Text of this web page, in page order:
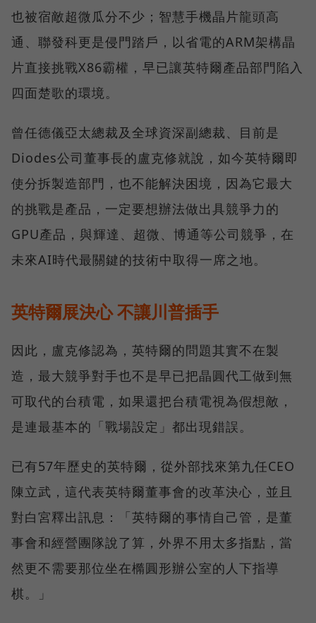
也被宿敵超微瓜分不少；智慧手機晶片龍頭高
通、聯發科更是侵門踏戶，以省電的ARM架構晶
片直接挑戰X86霸權，早已讓英特爾產品部門陷入
四面楚歌的環境。
曾任德儀亞太總裁及全球資深副總裁、目前是
Diodes公司董事長的盧克修就說，如今英特爾即
使分拆製造部門，也不能解決困境，因為它最大
的挑戰是產品，一定要想辦法做出具競爭力的
GPU產品，與輝達、超微、博通等公司競爭，在
未來AI時代最關鍵的技術中取得一席之地。
英特爾展決心 不讓川普插手
因此，盧克修認為，英特爾的問題其實不在製
造，最大競爭對手也不是早已把晶圓代工做到無
可取代的台積電，如果還把台積電視為假想敵，
是連最基本的「戰場設定」都出現錯誤。
已有57年歷史的英特爾，從外部找來第九任CEO
陳立武，這代表英特爾董事會的改革決心，並且
對白宮釋出訊息：「英特爾的事情自己管，是董
事會和經營團隊說了算，外界不用太多指點，當
然更不需要那位坐在橢圓形辦公室的人下指導
棋。」